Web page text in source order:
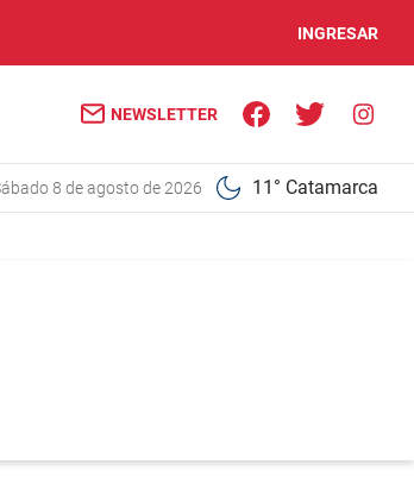
INGRESAR
NEWSLETTER
sábado 8 de agosto de 2026 11° Catamarca